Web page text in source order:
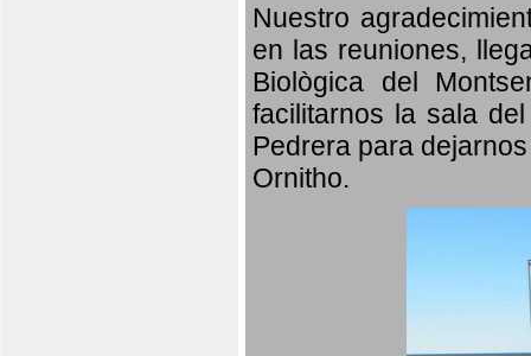
Nuestro
en las reuniones,
Biològica del
facilitarnos la sala
Pedrera para
Ornitho.